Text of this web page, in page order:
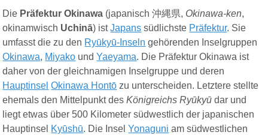
Die Präfektur Okinawa (japanisch 沖縄県, Okinawa-ken,
okinamwisch Uchinā) istJapans südlichste Präfektur. Sie
umfasst die zu den Ryūkyū-Inseln gehörenden Inselgruppen
Okinawa, Miyako und Yaeyama. Die Präfektur Okinawa ist
daher von der gleichnamigen Inselgruppe und deren
Hauptinsel Okinawa Hontō zu unterscheiden. Letztere stellte
ehemals den Mittelpunkt desKönigreichs Ryūkyū dar und
liegt etwas über 500 Kilometer südwestlich der japanischen
Hauptinsel Kyūshū. Die Insel Yonaguni am südwestlichen